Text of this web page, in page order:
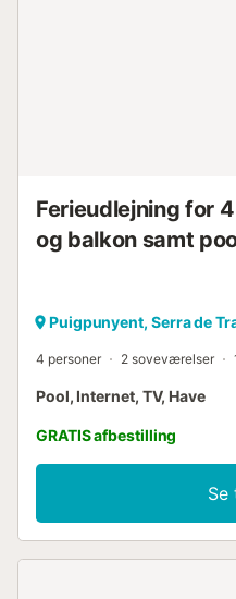
Ferieudlejning for
og balkon samt
Puigpunyent, Serra de
4 personer 2 soveværelser
Pool, Internet, TV, Have
GRATIS afbestilling
Se